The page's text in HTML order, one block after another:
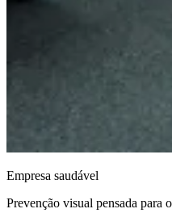
Empresa saudável
Prevenção visual pensada para